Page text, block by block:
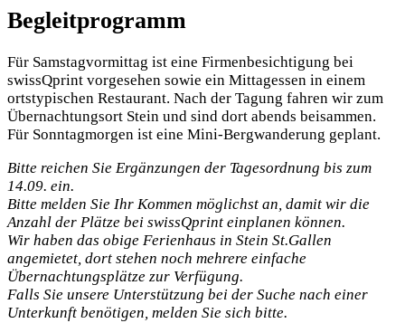
Begleitprogramm
Für Samstagvormittag ist eine Firmenbesichtigung bei
swissQprint vorgesehen sowie ein Mittagessen in einem
ortstypischen Restaurant. Nach der Tagung fahren wir zum
Übernachtungsort Stein und sind dort abends beisammen.
Für Sonntagmorgen ist eine Mini-Bergwanderung geplant.
Bitte reichen Sie Ergänzungen der Tagesordnung bis zum
14.09. ein.
Bitte melden Sie Ihr Kommen möglichst an, damit wir die
Anzahl der Plätze bei swissQprint einplanen können.
Wir haben das obige Ferienhaus in Stein St.Gallen
angemietet, dort stehen noch mehrere einfache
Übernachtungsplätze zur Verfügung.
Falls Sie unsere Unterstützung bei der Suche nach einer
Unterkunft benötigen, melden Sie sich bitte.